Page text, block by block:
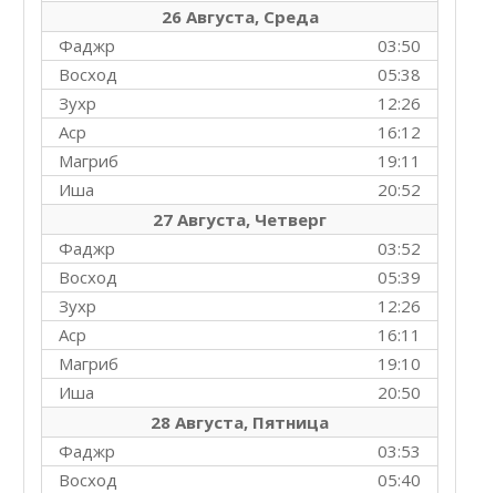
26 Августа, Среда
03:50
Фаджр
05:38
Восход
12:26
Зухр
16:12
Аср
19:11
Магриб
20:52
Иша
27 Августа, Четверг
03:52
Фаджр
05:39
Восход
12:26
Зухр
16:11
Аср
19:10
Магриб
20:50
Иша
28 Августа, Пятница
03:53
Фаджр
05:40
Восход